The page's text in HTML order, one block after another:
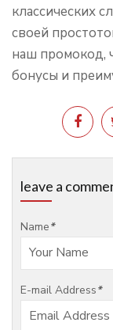
классических
своей
наш промокод,
бонусы и
leave a
Name*
E-mail Address*